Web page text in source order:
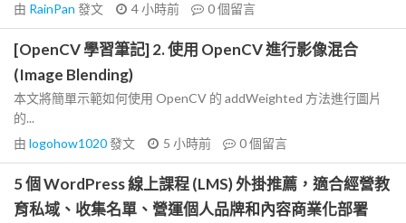
由 RainPan 發文 4 小時前 0個留言
[OpenCV 學習筆記] 2. 使用 OpenCV 進行影像混合
(Image Blending)
本文將簡單示範如何使用 OpenCV 的 addWeighted 方法進行圖片
的...
由 logohow1020發文 5 小時前 0個留言
5 個 WordPress 線上課程 (LMS) 外掛推薦，適合經營教
育私域、收集名單、營運個人品牌和內容商業化部署